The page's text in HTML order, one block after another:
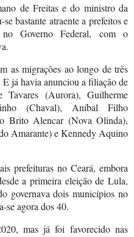
de Freitas e do ministro da
bastante atraente a prefeitos e
Governo Federal, com o
as migrações ao longo de três
já havia anunciou a filiação de
(Aurora), Guilherme
(Chaval), Aníbal Filho
Brito Alencar (Nova Olinda),
Amarante) e Kennedy Aquino
prefeituras no Ceará, embora
a primeira eleição de Lula,
governava dois municípios no
se agora dos 40.
mas já foi favorecido nas